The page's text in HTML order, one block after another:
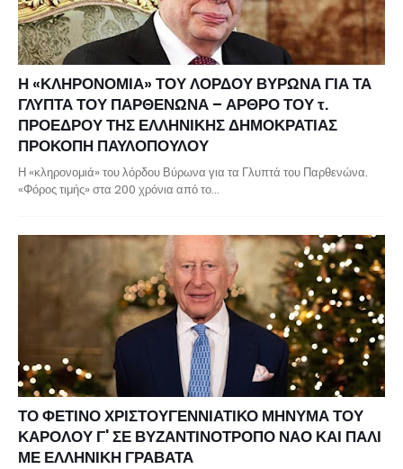
Η «ΚΛΗΡΟΝΟΜΙΑ» ΤΟΥ ΛΟΡΔΟΥ ΒΥΡΩΝΑ ΓΙΑ ΤΑ
ΓΛΥΠΤΑ ΤΟΥ ΠΑΡΘΕΝΩΝΑ – ΑΡΘΡΟ ΤΟΥ τ.
ΠΡΟΕΔΡΟΥ ΤΗΣ ΕΛΛΗΝΙΚΗΣ ΔΗΜΟΚΡΑΤΙΑΣ
ΠΡΟΚΟΠΗ ΠΑΥΛΟΠΟΥΛΟΥ
Η «κληρονομιά» του λόρδου Βύρωνα για τα Γλυπτά του Παρθενώνα.
«Φόρος τιμής» στα 200 χρόνια από το…
ΤΟ ΦΕΤΙΝΟ ΧΡΙΣΤΟΥΓΕΝΝΙΑΤΙΚΟ ΜΗΝΥΜΑ ΤΟΥ
ΚΑΡΟΛΟΥ Γ' ΣΕ ΒΥΖΑΝΤΙΝΟΤΡΟΠΟ ΝΑΟ ΚΑΙ ΠΑΛΙ
ΜΕ ΕΛΛΗΝΙΚΗ ΓΡΑΒΑΤΑ